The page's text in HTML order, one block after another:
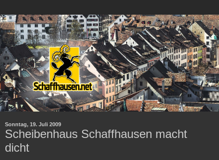
Sonntag, 19. Juli 2009
Scheibenhaus Schaffhausen macht
dicht